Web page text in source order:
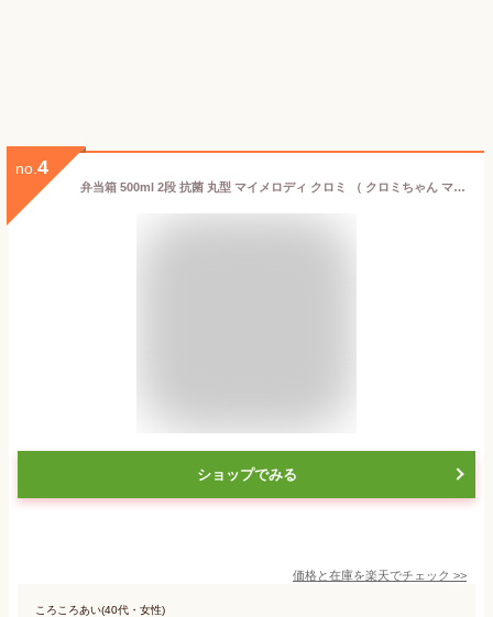
no. 4
弁当箱 500ml 2段 抗菌 丸型 マイメロディ クロミ （ クロミちゃん マイメロ お弁当箱 ランチボックス 食洗機対応 レンジ対応 食洗機OK レンジOK お弁当 弁当 二段 子供 ）
ショップでみる
価格と在庫を楽天でチェック >>
ころころあい(40代・女性)